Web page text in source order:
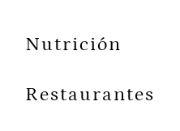
Nutrición
Restaurantes